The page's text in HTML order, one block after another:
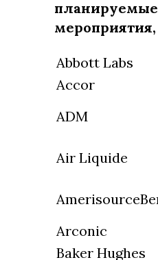
планируемые
Abbott Labs
Accor
ADM
Air Liquide
Arconic
Baker Hughes